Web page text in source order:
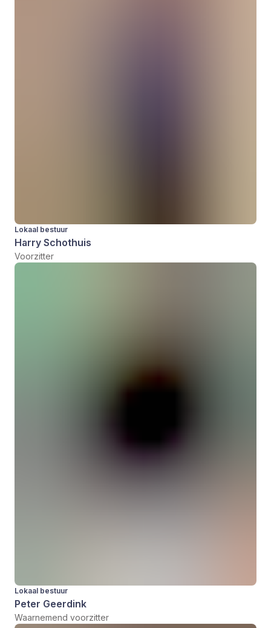
Lokaal bestuur
Harry Schothuis
Voorzitter
Lokaal bestuur
Peter Geerdink
Waarnemend voorzitter